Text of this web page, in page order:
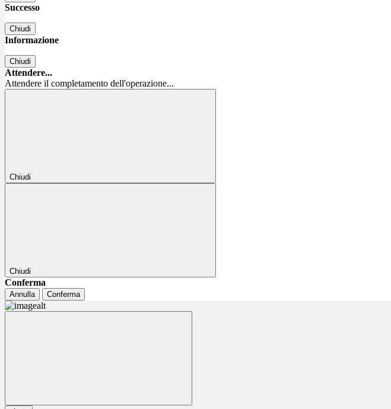
Successo
Chiudi
Informazione
Chiudi
Attendere...
Attendere il completamento dell'operazione...
Chiudi
Chiudi
Conferma
Annulla Conferma